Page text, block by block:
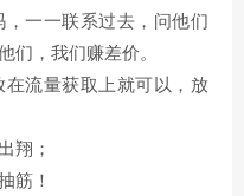
一一联系过去，问他们
们，我们赚差价。
流量获取上就可以，放
翔；
筋！